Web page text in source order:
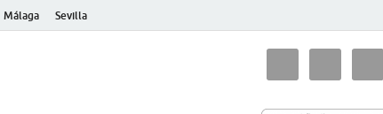
Málaga Sevilla
archivo.andaluciaorienta